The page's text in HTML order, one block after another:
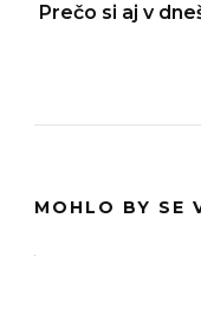
Prečo si aj v
MOHLO BY SE